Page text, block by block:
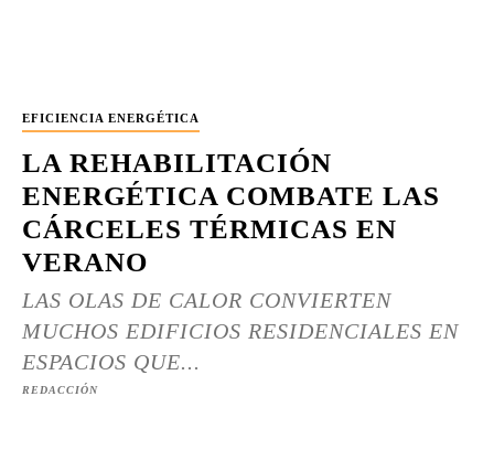
EFICIENCIA ENERGÉTICA
LA REHABILITACIÓN
ENERGÉTICA COMBATE LAS
CÁRCELES TÉRMICAS EN
VERANO
LAS OLAS DE CALOR CONVIERTEN
MUCHOS EDIFICIOS RESIDENCIALES EN
ESPACIOS QUE...
REDACCIÓN